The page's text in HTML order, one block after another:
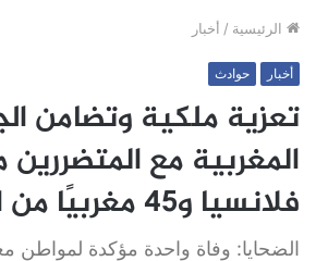
الرئيسية / أخبار
أخبار حوادث
تعزية ملكية وتضامن
المغربية مع
فلانسيا و45 مغربيًا من المفقودين.
الضحايا: وفاة واحدة مؤكدة لمواطن